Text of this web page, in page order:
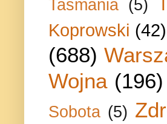
Tasmania (5)
Koprowski (42)
(688)
Wojna (196)
Sobota (5)